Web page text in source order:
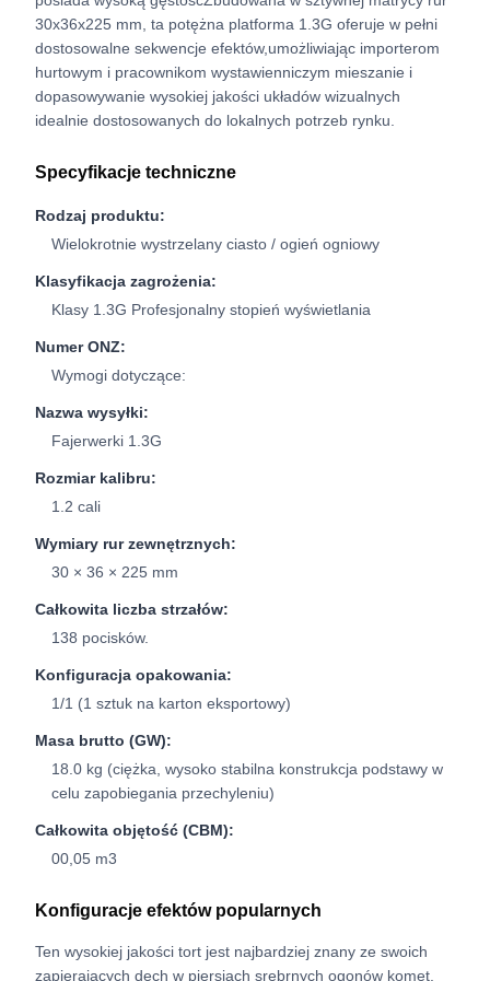
30x36x225 mm, ta potężna platforma 1.3G oferuje w pełni
dostosowalne sekwencje efektów,umożliwiając importerom
hurtowym i pracownikom wystawienniczym mieszanie i
dopasowywanie wysokiej jakości układów wizualnych
idealnie dostosowanych do lokalnych potrzeb rynku.
Specyfikacje techniczne
Rodzaj produktu:
Wielokrotnie wystrzelany ciasto / ogień ogniowy
Klasyfikacja zagrożenia:
Klasy 1.3G Profesjonalny stopień wyświetlania
Numer ONZ:
Wymogi dotyczące:
Nazwa wysyłki:
Fajerwerki 1.3G
Rozmiar kalibru:
1.2 cali
Wymiary rur zewnętrznych:
30 × 36 × 225 mm
Całkowita liczba strzałów:
138 pocisków.
Konfiguracja opakowania:
1/1 (1 sztuk na karton eksportowy)
Masa brutto (GW):
18.0 kg (ciężka, wysoko stabilna konstrukcja podstawy w
celu zapobiegania przechyleniu)
Całkowita objętość (CBM):
00,05 m3
Konfiguracje efektów popularnych
Ten wysokiej jakości tort jest najbardziej znany ze swoich
zapierających dech w piersiach srebrnych ogonów komet,